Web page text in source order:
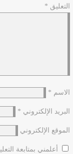
التعليق *
الاسم *
البريد الإلكتروني *
الموقع الإلكتروني
أعلمني بمتابعة